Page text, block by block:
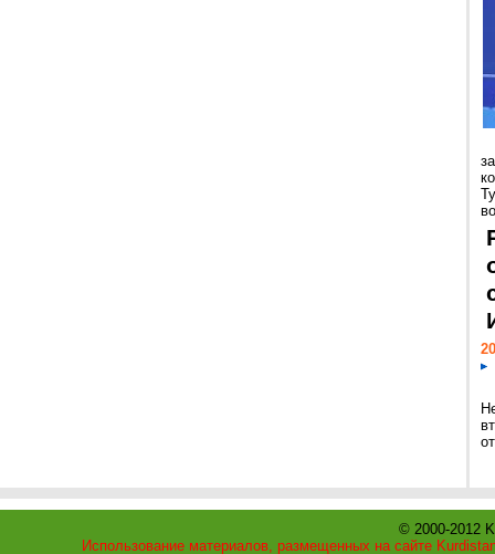
© 2000-2012
Использование материалов, размещенных на сайте